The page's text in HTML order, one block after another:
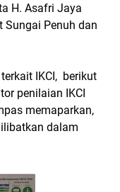
H. Asafri Jaya
Sungai Penuh dan
IKCI, berikut
penilaian IKCI
memaparkan,
dalam